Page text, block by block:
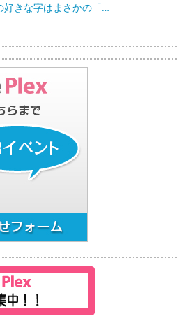
好きな字はまさかの「…